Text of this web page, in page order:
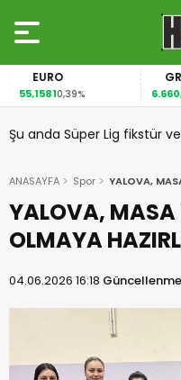
EURO
55,15810,39%
Şu anda Süper Lig fikstür
ANASAYFA Spor YALOVA,
YALOVA, MASA
OLMAYA
04.06.2026 16:18